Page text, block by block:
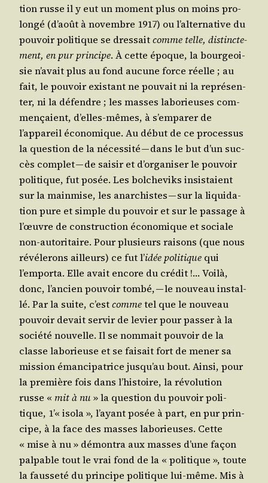
tion russe il y eut un moment plus on moins pro­
lon­gé (d’août à novembre 1917) ou l’alternative du
pou­voir poli­tique se dres­saitcomme telle, dis­tinc­te­
ment, en pur prin­cipe. À cette époque, la bour­geoi­
sie n’avait plus au fond aucune force réelle ; au
fait, le pou­voir exis­tant ne pou­vait ni la repré­sen­
ter, ni la défendre ; les masses labo­rieuses com­
men­çaient, d’elles-mêmes, à s’emparer de
l’appareil éco­no­mique. Au début de ce pro­ces­sus
la ques­tion de la néces­si­té — dans le but d’un suc­
cès com­plet — de sai­sir et d’organiser le pou­voir
poli­tique, fut posée. Les bol­che­viks insis­taient
sur la main­mise, les anar­chistes — sur la liqui­da­
tion pure et simple du pou­voir et sur le pas­sage à
l’œuvre de construc­tion éco­no­mique et sociale
non-auto­ri­taire. Pour plu­sieurs rai­sons (que nous
révé­le­rons ailleurs) ce fut l’idée poli­tique qui
l’emporta. Elle avait encore du cré­dit !… Voi­là,
donc, l’ancien pou­voir tom­bé, — le nou­veau ins­tal­
lé. Par la suite, c’estcommetel que le nou­veau
pou­voir devait ser­vir de levier pour pas­ser à la
socié­té nou­velle. Il se nom­mait pou­voir de la
classe labo­rieuse et se fai­sait fort de mener sa
mis­sion éman­ci­pa­trice jusqu’au bout. Ain­si, pour
la pre­mière fois dans l’histoire, la révo­lu­tion
russe « mit à nu» la ques­tion du pou­voir poli­
tique, 1’« iso­la », l’ayant posée à part, en pur prin­
cipe, à la face des masses labo­rieuses. Cette
« mise à nu » démon­tra aux masses d’une façon
pal­pable tout le vrai fond de la « poli­tique », toute
la faus­se­té du prin­cipe poli­tique lui-même. Mis à